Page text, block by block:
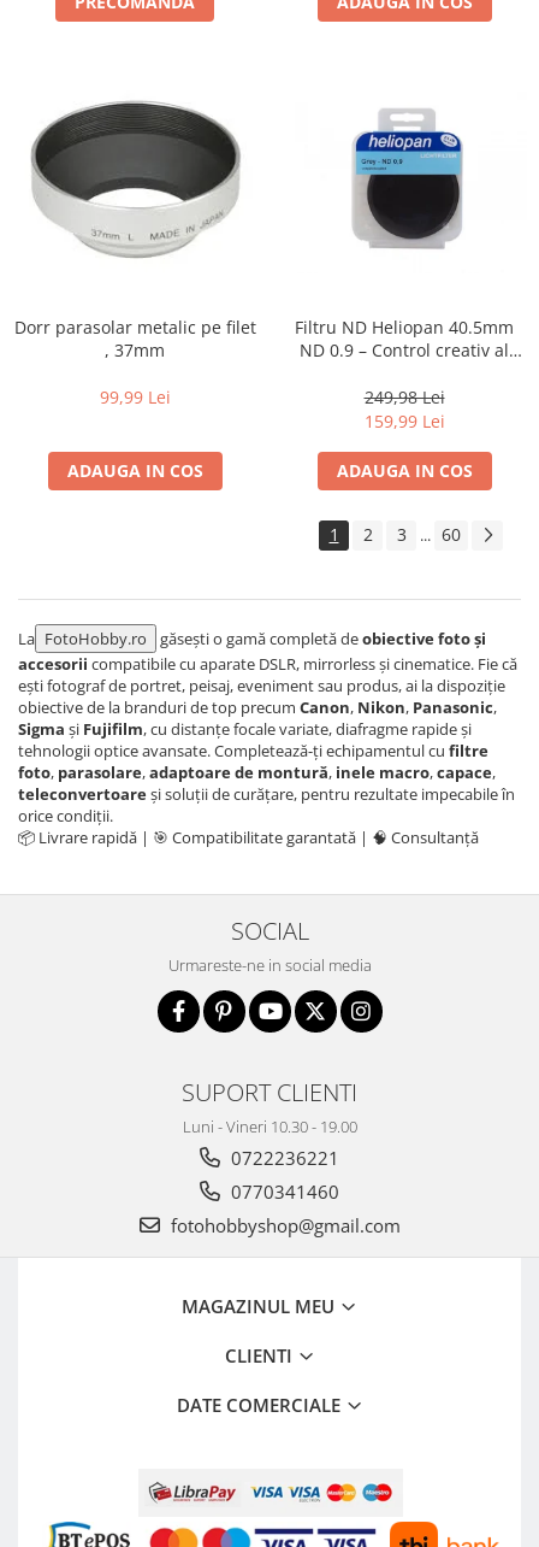
Dorr parasolar metalic pe filet
, 37mm
99,99 Lei
ADAUGA IN COS
Filtru ND Heliopan 40.5mm
ND 0.9 – Control creativ al
249,98 Lei
159,99 Lei
ADAUGA IN COS
1 2 3 ... 60
La FotoHobby.ro găsești o gamă completă deobiective foto și
accesorii compatibile cu aparate DSLR, mirrorless și cinematice. Fie că
ești fotograf de portret, peisaj, eveniment sau produs, ai la dispoziție
obiective de la branduri de top precum Canon, Nikon, Panasonic,
Sigma și Fujifilm, cu distanțe focale variate, diafragme rapide și
tehnologii optice avansate. Completează-ți echipamentul cu filtre
foto, parasolare,adaptoare de montură, inele macro,capace,
teleconvertoareși soluții de curățare, pentru rezultate impecabile în
orice condiții.
📦 Livrare rapidă | 🎯 Compatibilitate garantată | 🧠 Consultanță
SOCIAL
Urmareste-ne in social media
SUPORT CLIENTI
Luni - Vineri 10.30 - 19.00
0722236221
0770341460
fotohobbyshop@gmail.com
MAGAZINUL MEU
CLIENTI
DATE COMERCIALE